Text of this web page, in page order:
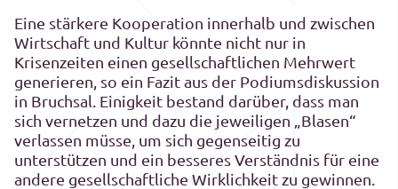
Eine stärkere Kooperation innerhalb und zwischen
Wirtschaft und Kultur könnte nicht nur in
Krisenzeiten einen gesellschaftlichen Mehrwert
generieren, so ein Fazit aus der Podiumsdiskussion
in Bruchsal. Einigkeit bestand darüber, dass man
sich vernetzen und dazu die jeweiligen „Blasen“
verlassen müsse, um sich gegenseitig zu
unterstützen und ein besseres Verständnis für eine
andere gesellschaftliche Wirklichkeit zu gewinnen.